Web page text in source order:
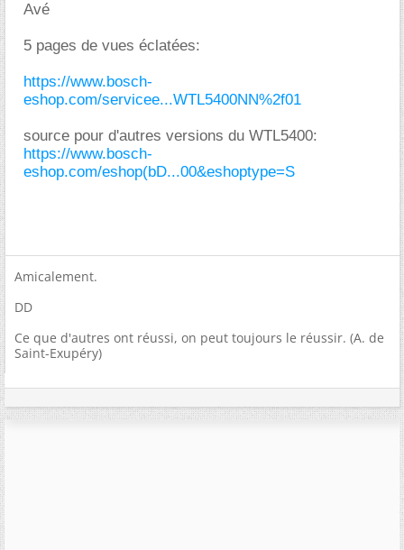
Avé
5 pages de vues éclatées:
https://www.bosch-
eshop.com/servicee...WTL5400NN%2f01
source pour d'autres versions du WTL5400:
https://www.bosch-
eshop.com/eshop(bD...00&eshoptype=S
Amicalement.
DD
Ce que d'autres ont réussi, on peut toujours le réussir. (A. de
Saint-Exupéry)